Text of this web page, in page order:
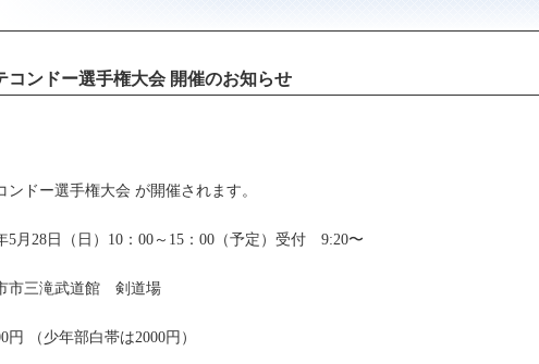
コンドー選手権大会 開催のお知らせ
ンドー選手権大会 が開催されます。
5月28日（日）10：00～15：00（予定）受付 9:20〜
市三滝武道館 剣道場
円 （少年部白帯は2000円）